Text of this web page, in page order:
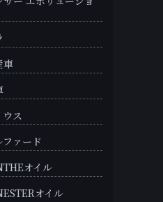
車
ウス
ファード
オイル
オイル